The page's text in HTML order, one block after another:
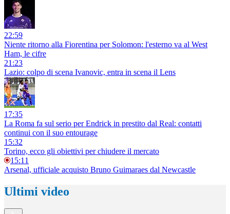
22:59
Niente ritorno alla Fiorentina per Solomon: l'esterno va al West
Ham, le cifre
21:23
Lazio: colpo di scena Ivanovic, entra in scena il Lens
17:35
La Roma fa sul serio per Endrick in prestito dal Real: contatti
continui con il suo entourage
15:32
Torino, ecco gli obiettivi per chiudere il mercato
15:11
Arsenal, ufficiale acquisto Bruno Guimaraes dal Newcastle
Ultimi video